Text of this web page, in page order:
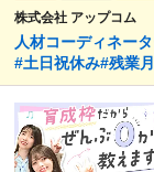
株式会社 アップコム
人材コーディネー
#土日祝休み#残業